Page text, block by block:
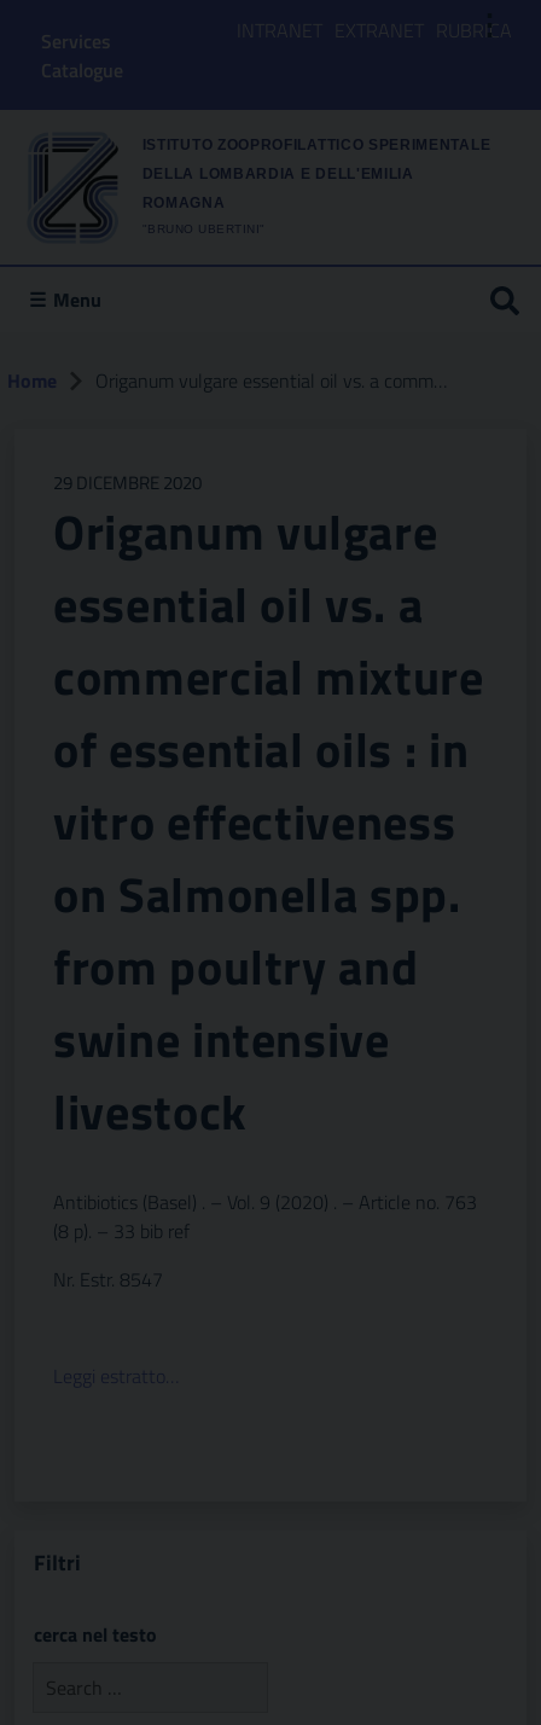
⋮
Services
Catalogue
INTRANET EXTRANET RUBRICA
ISTITUTO ZOOPROFILATTICO SPERIMENTALE
DELLA LOMBARDIA E DELL'EMILIA
ROMAGNA
"BRUNO UBERTINI"
Menu
Home Origanum vulgare essential oil vs. a commercial mixture of essential oils : in vitro effectiveness on salmonella spp. from poultry and swine intensive livestock
29 DICEMBRE 2020
Origanum vulgare
essential oil vs. a
commercial mixture
of essential oils : in
vitro effectiveness
on Salmonella spp.
from poultry and
swine intensive
livestock
Antibiotics (Basel) . – Vol. 9 (2020) . – Article no. 763
(8 p). – 33 bib ref
Nr. Estr. 8547
Leggi estratto…
Filtri
cerca nel testo